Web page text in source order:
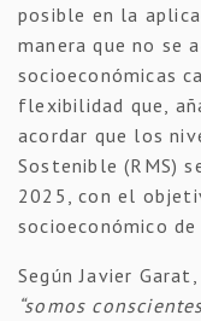
posible en la
manera que no se
socioeconómicas
flexibilidad que,
acordar que los
Sostenible (RMS)
2025, con el
socioeconómico
Según Javier
“somos